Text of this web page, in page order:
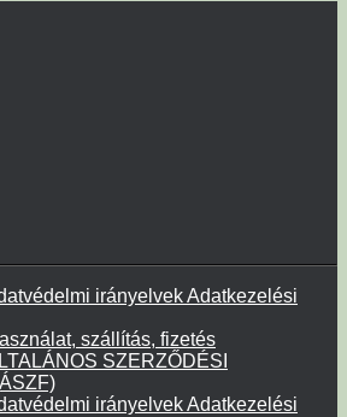
irányelvek Adatkezelési
szállítás, fizetés
SZERZŐDÉSI
irányelvek Adatkezelési